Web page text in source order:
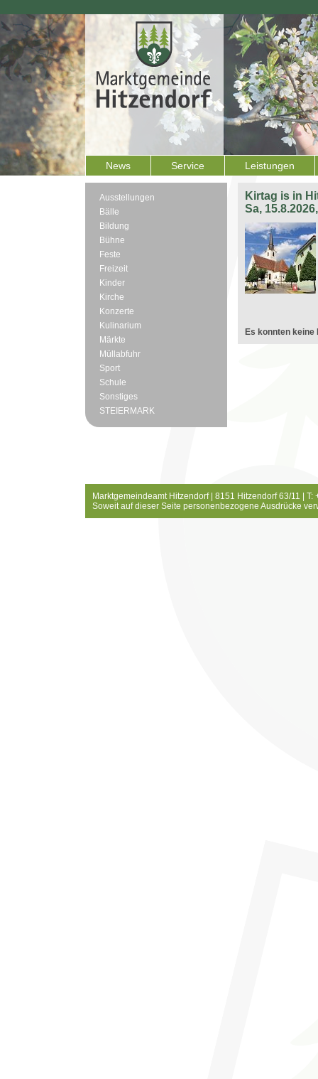
News Service Leistungen
Ausstellungen
Bälle
Bildung
Bühne
Feste
Freizeit
Kinder
Kirche
Konzerte
Kulinarium
Märkte
Müllabfuhr
Sport
Schule
Sonstiges
STEIERMARK
Kirtag is in
Sa,
Es konnten keine
Marktgemeindeamt Hitzendorf | 8151 Hitzendorf 63/11 |
Soweit auf dieser Seite personenbezogene Ausdrücke